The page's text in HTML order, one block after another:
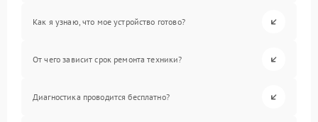
Как я узнаю, что мое устройство готово?
От чего зависит срок ремонта техники?
Диагностика проводится бесплатно?